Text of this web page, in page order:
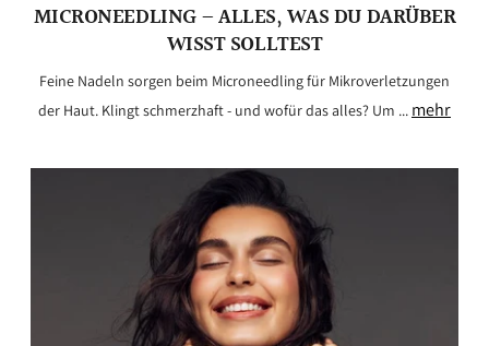
MICRONEEDLING – ALLES, WAS DU DARÜBER
WISST SOLLTEST
Feine Nadeln sorgen beim Microneedling für Mikroverletzungen
der Haut. Klingt schmerzhaft - und wofür das alles? Um ... mehr